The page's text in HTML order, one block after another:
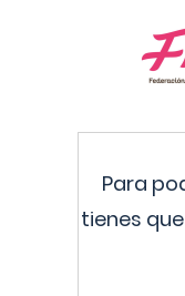
Para
tienes